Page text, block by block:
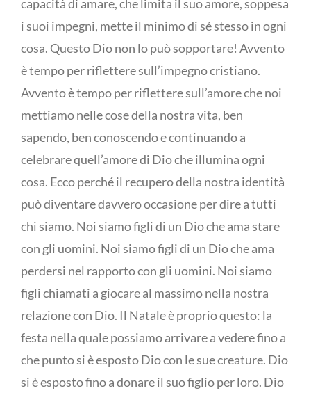
capacità di amare, che limita il suo amore, soppesa
i suoi impegni, mette il minimo di sé stesso in ogni
cosa. Questo Dio non lo può sopportare! Avvento
è tempo per riflettere sull’impegno cristiano.
Avvento è tempo per riflettere sull’amore che noi
mettiamo nelle cose della nostra vita, ben
sapendo, ben conoscendo e continuando a
celebrare quell’amore di Dio che illumina ogni
cosa. Ecco perché il recupero della nostra identità
può diventare davvero occasione per dire a tutti
chi siamo. Noi siamo figli di un Dio che ama stare
con gli uomini. Noi siamo figli di un Dio che ama
perdersi nel rapporto con gli uomini. Noi siamo
figli chiamati a giocare al massimo nella nostra
relazione con Dio. Il Natale è proprio questo: la
festa nella quale possiamo arrivare a vedere fino a
che punto si è esposto Dio con le sue creature. Dio
si è esposto fino a donare il suo figlio per loro. Dio